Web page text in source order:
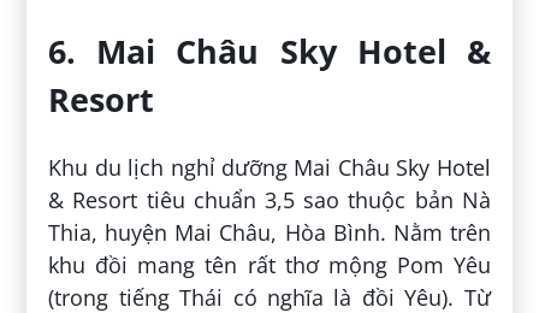
6. Mai Châu Sky Hotel &
Resort
Khu du lịch nghỉ dưỡng Mai Châu Sky Hotel
& Resort tiêu chuẩn 3,5 sao thuộc bản Nà
Thia, huyện Mai Châu, Hòa Bình. Nằm trên
khu đồi mang tên rất thơ mộng Pom Yêu
(trong tiếng Thái có nghĩa là đồi Yêu). Từ